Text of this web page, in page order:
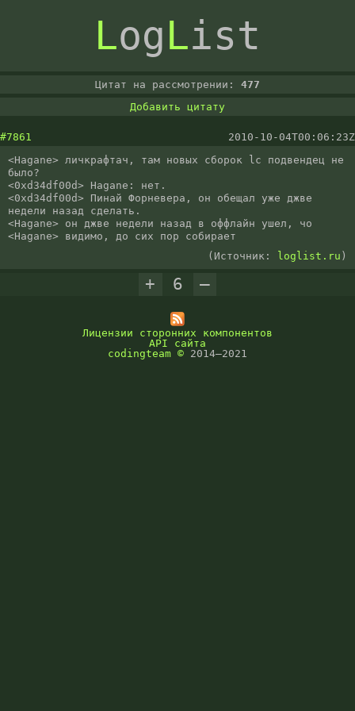
LogList
Цитат на рассмотрении: 477
Добавить цитату
#7861
2010-10-04T00:06:23Z
<Hagane> личкрафтач, там новых сборок lc подвендец не
было?
<0xd34df00d> Hagane: нет.
<0xd34df00d> Пинай Форневера, он обещал уже джве
недели назад сделать.
<Hagane> он джве недели назад в оффлайн ушел, чо
<Hagane> видимо, до сих пор собирает
(Источник:
loglist.ru )
+ 6 –
Лицензии сторонних компонентов
API сайта
codingteam © 2014–2021